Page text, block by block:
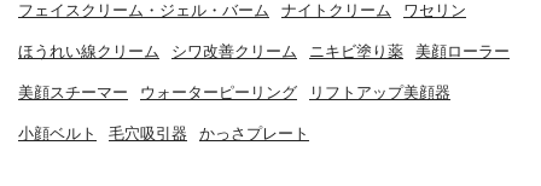
フェイスクリーム・ジェル・バーム ナイトクリーム ワセリン
ほうれい線クリーム シワ改善クリーム ニキビ塗り薬 美顔ローラー
美顔スチーマー ウォーターピーリング リフトアップ美顔器
小顔ベルト 毛穴吸引器 かっさプレート